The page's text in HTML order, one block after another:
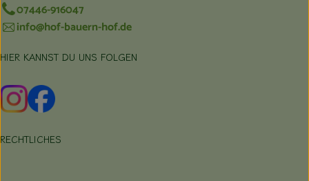
07446-916047
info@hof-bauern-hof.de
HIER KANNST DU UNS FOLGEN
Externer Link zu https://www.instagram.com/hofbauernhof/
Externer Link zu https://www.facebook.com/
RECHTLICHES